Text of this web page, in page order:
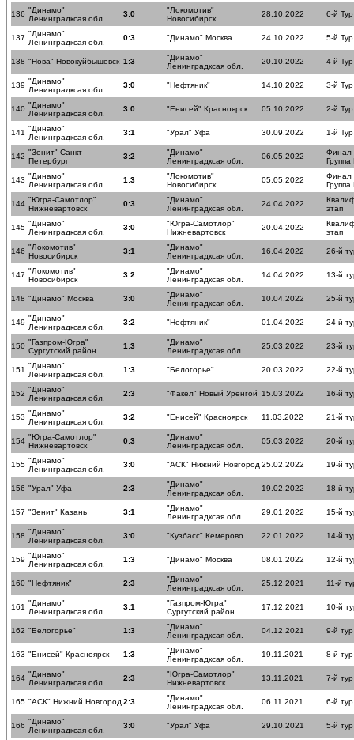
136 "Динамо"
Ленинградксая обл.
3:0
"Локомотив"
Новосибирск
28.10.2022 6-й Тур
137 "Динамо"
Ленинградксая обл.
0:3 "Динамо" Москва 24.10.2022 5-й Тур
138 "Нова" Новокуйбышевск 1:3
"Динамо"
Ленинградксая обл.
20.10.2022 4-й Тур
139 "Динамо"
Ленинградксая обл.
3:0 "Нефтяник" 14.10.2022 3-й Тур
140 "Динамо"
Ленинградксая обл.
3:0 "Енисей" Красноярск 05.10.2022 2-й Тур
141 "Динамо"
Ленинградксая обл.
3:1 "Урал" Уфа 30.09.2022 1-й Тур
142 "Зенит" Санкт-
Петербург
3:2
"Динамо"
Ленинградксая обл.
06.05.2022
Финал
Группа
143 "Динамо"
Ленинградксая обл.
1:3
"Локомотив"
Новосибирск
05.05.2022
Финал
Группа
144 "Югра-Самотлор"
Нижневартовск
0:3
"Динамо"
Ленинградксая обл.
24.04.2022
этап
145 "Динамо"
Ленинградксая обл.
3:0
"Югра-Самотлор"
Нижневартовск
20.04.2022
этап
146 "Локомотив"
Новосибирск
3:1
"Динамо"
Ленинградксая обл.
16.04.2022 26-й
147 "Локомотив"
Новосибирск
3:2
"Динамо"
Ленинградксая обл.
14.04.2022 13-й
148 "Динамо" Москва 3:0
"Динамо"
Ленинградксая обл.
10.04.2022 25-й
149 "Динамо"
Ленинградксая обл.
3:2 "Нефтяник" 01.04.2022 24-й
150 "Газпром-Югра"
Сургутский район
1:3
"Динамо"
Ленинградксая обл.
25.03.2022 23-й
151 "Динамо"
Ленинградксая обл.
1:3 "Белогорье" 20.03.2022 22-й
152 "Динамо"
Ленинградксая обл.
2:3 "Факел" Новый Уренгой 15.03.2022 16-й
153 "Динамо"
Ленинградксая обл.
3:2 "Енисей" Красноярск 11.03.2022 21-й
154 "Югра-Самотлор"
Нижневартовск
0:3
"Динамо"
Ленинградксая обл.
05.03.2022 20-й
155 "Динамо"
Ленинградксая обл.
3:0 "АСК" Нижний Новгород 25.02.2022 19-й
156 "Урал" Уфа 2:3
"Динамо"
Ленинградксая обл.
19.02.2022 18-й
157 "Зенит" Казань 3:1
"Динамо"
Ленинградксая обл.
29.01.2022 15-й
158 "Динамо"
Ленинградксая обл.
3:0 "Кузбасс" Кемерово 22.01.2022 14-й
159 "Динамо"
Ленинградксая обл.
1:3 "Динамо" Москва 08.01.2022 12-й
160 "Нефтяник" 2:3
"Динамо"
Ленинградксая обл.
25.12.2021 11-й
161 "Динамо"
Ленинградксая обл.
3:1
"Газпром-Югра"
Сургутский район
17.12.2021 10-й
162 "Белогорье" 1:3
"Динамо"
Ленинградксая обл.
04.12.2021 9-й тур
163 "Енисей" Красноярск 1:3
"Динамо"
Ленинградксая обл.
19.11.2021 8-й тур
164 "Динамо"
Ленинградксая обл.
2:3
"Югра-Самотлор"
Нижневартовск
13.11.2021 7-й тур
165 "АСК" Нижний Новгород 2:3
"Динамо"
Ленинградксая обл.
06.11.2021 6-й тур
166 "Динамо"
Ленинградксая обл.
3:0 "Урал" Уфа 29.10.2021 5-й тур